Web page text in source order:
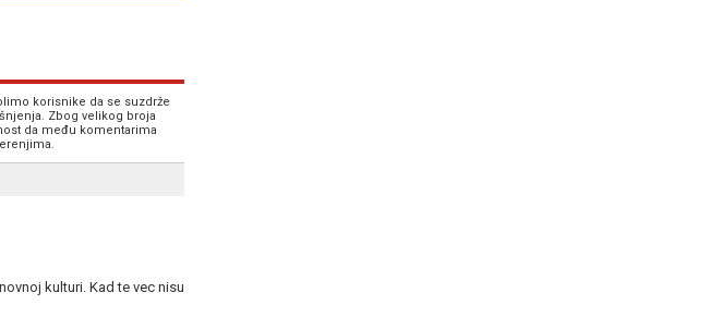
korisnike da se suzdrže
Zbog velikog broja
da među komentarima
kulturi. Kad te vec nisu